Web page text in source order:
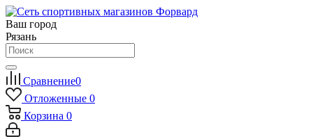
Ваш город
Рязань
Сравнение0
Отложенные 0
Корзина 0